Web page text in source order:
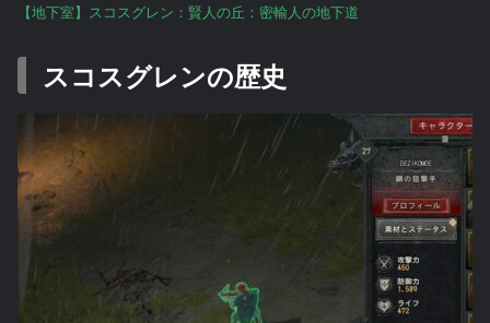
【地下室】スコスグレン：賢人の丘：密輸人の地下道
スコスグレンの歴史